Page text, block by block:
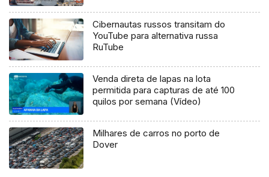
Cibernautas russos transitam do
YouTube para alternativa russa
RuTube
Venda direta de lapas na lota
permitida para capturas de até 100
quilos por semana (Vídeo)
Milhares de carros no porto de
Dover